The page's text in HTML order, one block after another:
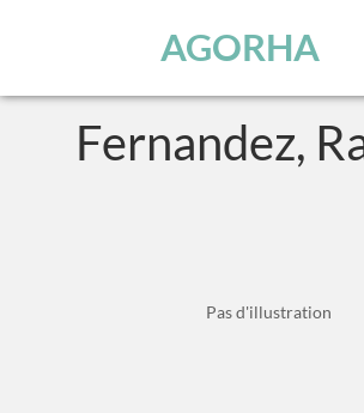
AGORHA
Fernandez,
Pas d'illustration